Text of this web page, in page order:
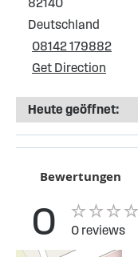
82140
Deutschland
08142 179882
Get Direction
Heute geöffnet:
Bewertungen
0 0 reviews